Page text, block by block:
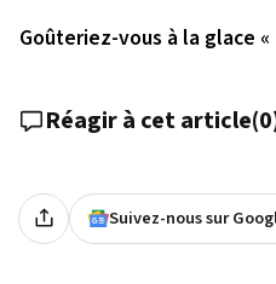
Goûteriez-vous à la glace
Réagir à cet article(0
Suivez-nous sur